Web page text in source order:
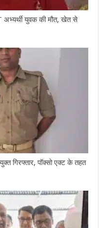
युवक की मौत, खेत से
गिरफ्तार, पॉक्सो एक्ट के तहत